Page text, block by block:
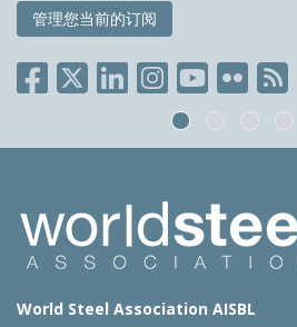
管理您当前的订阅
World Steel Association AISBL